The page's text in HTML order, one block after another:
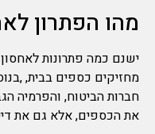
מהו הפתרון
ישנם כמה פתרונות
מחזיקים כספים בבית,
חברות הביטוח, והפרמיה
את הכספים, אלא גם את